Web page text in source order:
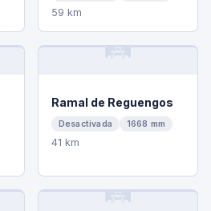
59 km
🛤️
Ramal de Reguengos
Desactivada 1668 mm
41 km
🛤️